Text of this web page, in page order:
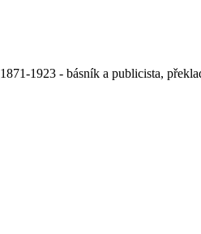
1871-1923 - básník a publicista,